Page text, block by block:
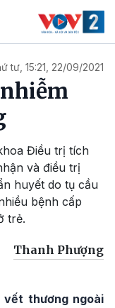
tư, 15:21, 22/09/2021
Điều trị tích
và điều trị
huyết do tụ cầu
bệnh cấp
trẻ.
Thanh Phượng
thương ngoài